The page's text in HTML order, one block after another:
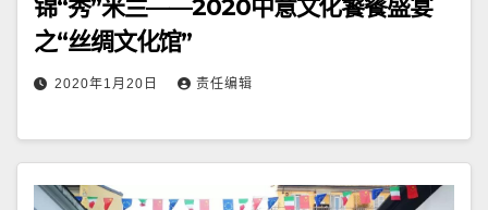
锦“秀”米兰——2020中意文化饕餮盛宴
之“丝绸文化馆”
2020年1月20日 责任编辑